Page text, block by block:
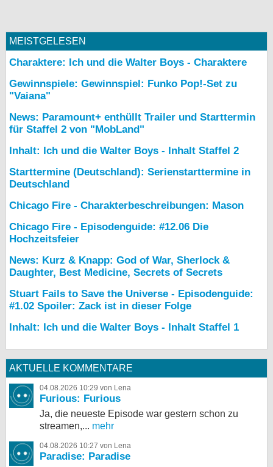
MEISTGELESEN
Charaktere: Ich und die Walter Boys - Charaktere
Gewinnspiele: Gewinnspiel: Funko Pop!-Set zu
"Vaiana"
News: Paramount+ enthüllt Trailer und Starttermin
für Staffel 2 von "MobLand"
Inhalt: Ich und die Walter Boys - Inhalt Staffel 2
Starttermine (Deutschland): Serienstarttermine in
Deutschland
Chicago Fire - Charakterbeschreibungen: Mason
Chicago Fire - Episodenguide: #12.06 Die
Hochzeitsfeier
News: Kurz & Knapp: God of War, Sherlock &
Daughter, Best Medicine, Secrets of Secrets
Stuart Fails to Save the Universe - Episodenguide:
#1.02 Spoiler: Zack ist in dieser Folge
Inhalt: Ich und die Walter Boys - Inhalt Staffel 1
AKTUELLE KOMMENTARE
04.08.2026 10:29 von Lena
Furious: Furious
Ja, die neueste Episode war gestern schon zu
streamen,... mehr
04.08.2026 10:27 von Lena
Paradise: Paradise